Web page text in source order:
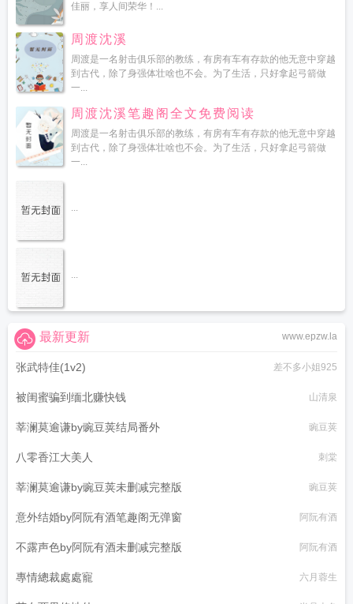
佳丽，享人间荣华！...
周渡沈溪
周渡是一名射击俱乐部的教练，有房有车有存款的他无意中穿越
到古代，除了身强体壮啥也不会。为了生活，只好拿起弓箭做
一...
周渡沈溪笔趣阁全文免费阅读
周渡是一名射击俱乐部的教练，有房有车有存款的他无意中穿越
到古代，除了身强体壮啥也不会。为了生活，只好拿起弓箭做
一...
...
...
www.epzw.la
最新更新
张武特佳(1v2) 差不多小姐925
被闺蜜骗到缅北赚快钱 山清泉
莘澜莫逾谦by豌豆荚结局番外 豌豆荚
八零香江大美人 刺棠
莘澜莫逾谦by豌豆荚未删减完整版 豌豆荚
意外结婚by阿阮有酒笔趣阁无弹窗 阿阮有酒
不露声色by阿阮有酒未删减完整版 阿阮有酒
專情總裁處處寵 六月蓉生